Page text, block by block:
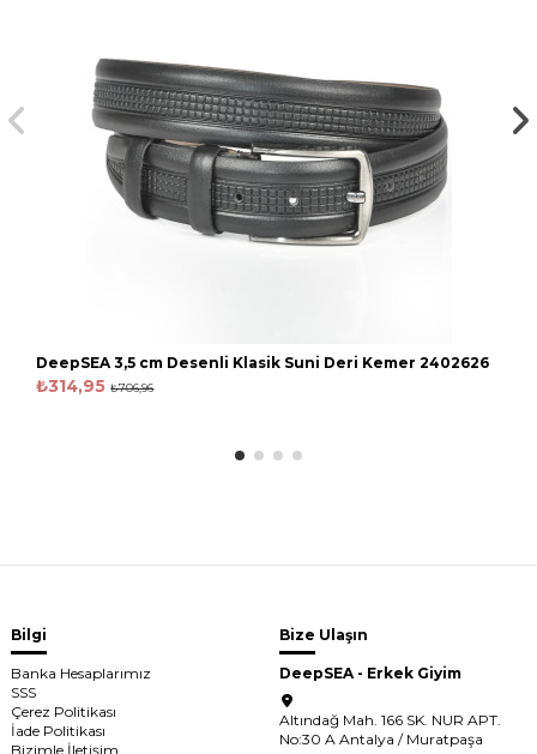
DeepSEA 3,5 cm Desenli Klasik Suni Deri Kemer 2402626
₺314,95₺706,96
Bilgi
Banka Hesaplarımız
SSS
Çerez Politikası
İade Politikası
Bizimle İletişim
Bize Ulaşın
DeepSEA - Erkek Giyim
Altındağ Mah. 166 SK. NUR APT.
No:30 A Antalya / Muratpaşa